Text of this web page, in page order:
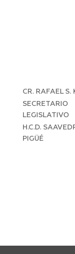
CR. RAFAEL S.
SECRETARIO
LEGISLATIVO
H.C.D.
PIGÜÉ